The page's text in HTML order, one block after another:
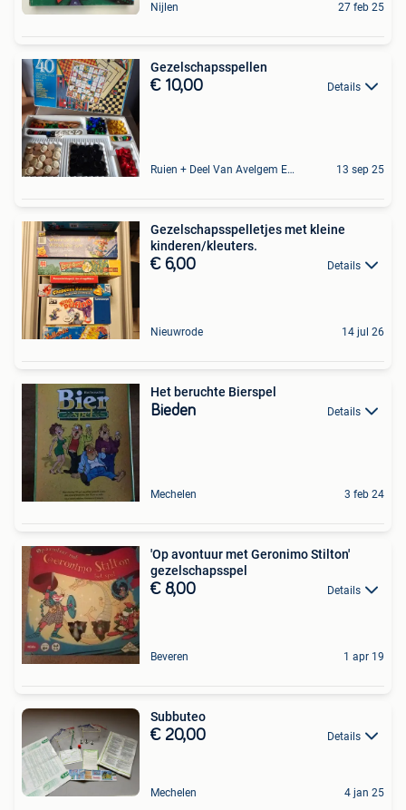
Nijlen 27 feb 25
Gezelschapsspellen
€ 10,00 Details
Ruien + Deel Van Avelgem En Waarmaarde 13 sep 25
Gezelschapsspelletjes met kleine
kinderen/kleuters.
€ 6,00 Details
Nieuwrode 14 jul 26
Het beruchte Bierspel
Bieden Details
Mechelen 3 feb 24
'Op avontuur met Geronimo Stilton'
gezelschapsspel
€ 8,00 Details
Beveren 1 apr 19
Subbuteo
€ 20,00 Details
Mechelen 4 jan 25